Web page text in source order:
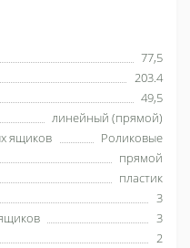
77,5
203.4
49,5
линейный (прямой)
ящиков
Роликовые
прямой
пластик
3
3
2